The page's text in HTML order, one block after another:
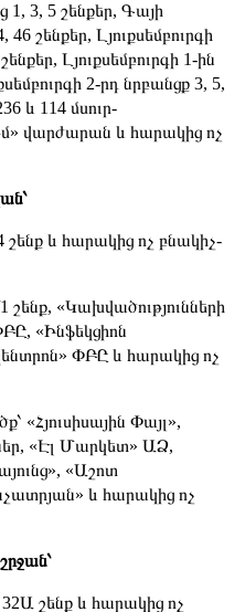
1, 3, 5 շենքեր, Գայի
շենքեր, Լյուքսեմբուրգի
Լյուքսեմբուրգի 1-ին
2-րդ նրբանցք 3, 5,
և 114 մսուր-
վարժարան և հարակից ոչ
շենք և հարակից ոչ բնակիչ-
շենք, «Կախվածությունների
«Ինֆեկցիոն
ՓԲԸ և հարակից ոչ
«Հյուսիսային Փայլ»,
«Էլ Մարկետ» ԱՁ,
«Աշոտ
և հարակից ոչ
շենք և հարակից ոչ